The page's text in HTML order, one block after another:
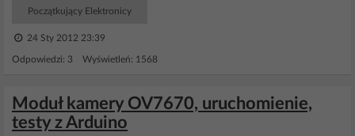
Początkujący Elektronicy
24 Sty 2012 23:39
Odpowiedzi: 3 Wyświetleń: 1568
Moduł kamery OV7670, uruchomienie,
testy z Arduino